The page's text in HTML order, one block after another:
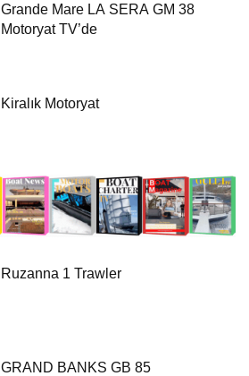
Grande Mare LA SERA GM 38
Motoryat TV’de
Kiralık Motoryat
Ruzanna 1 Trawler
GRAND BANKS GB 85